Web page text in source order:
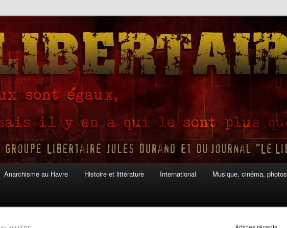
Anarchisme au Havre Histoire et littérature International Musique, cinéma, photos